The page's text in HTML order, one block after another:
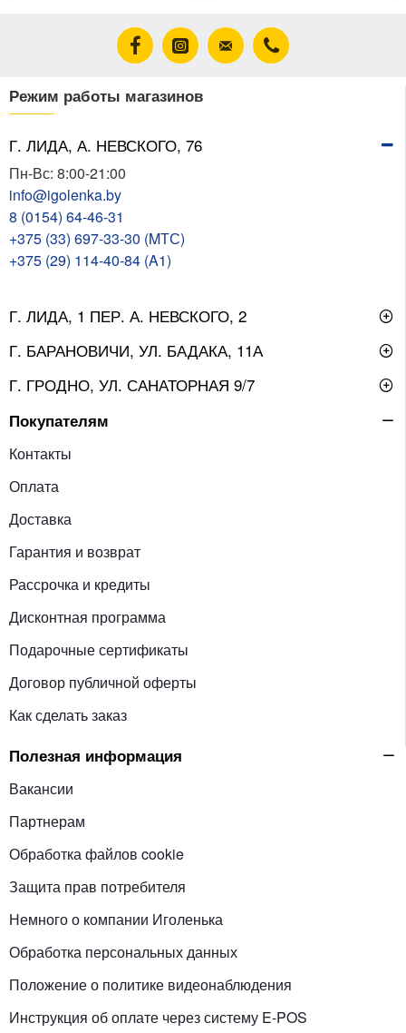
Режим работы магазинов
Г. ЛИДА, А. НЕВСКОГО, 76
Пн-Вс: 8:00-21:00
info@igolenka.by
8 (0154) 64-46-31
+375 (33) 697-33-30 (MТС)
+375 (29) 114-40-84 (A1)
Г. ЛИДА, 1 ПЕР. А. НЕВСКОГО, 2
Г. БАРАНОВИЧИ, УЛ. БАДАКА, 11А
Г. ГРОДНО, УЛ. САНАТОРНАЯ 9/7
Покупателям
Контакты
Оплата
Доставка
Гарантия и возврат
Рассрочка и кредиты
Дисконтная программа
Подарочные сертификаты
Договор публичной оферты
Как сделать заказ
Полезная информация
Вакансии
Партнерам
Обработка файлов cookie
Защита прав потребителя
Немного о компании Иголенька
Обработка персональных данных
Положение о политике видеонаблюдения
Инструкция об оплате через систему E-POS